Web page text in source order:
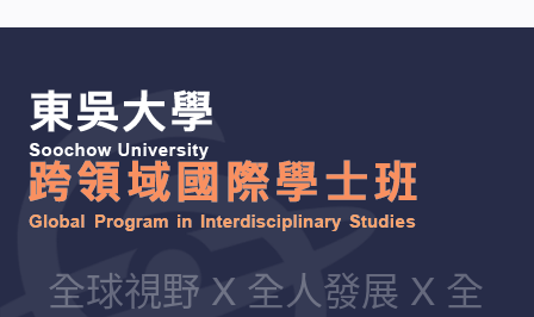
全球視野 X 全人發展 X 全